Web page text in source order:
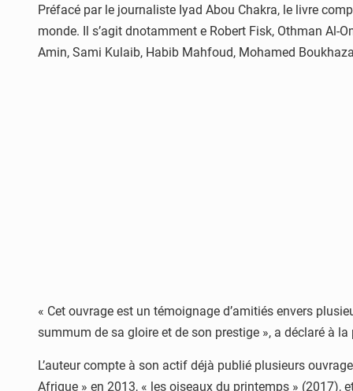
Préfacé par le journaliste Iyad Abou Chakra, le livre
monde. Il s’agit dnotamment e Robert Fisk, Othman Al-
Amin, Sami Kulaib, Habib Mahfoud, Mohamed
« Cet ouvrage est un témoignage d’amitiés envers
summum de sa gloire et de son prestige », a déclaré à la
L’auteur compte à son actif déjà publié plusieurs
Afrique » en 2013, « les oiseaux du printemps » (2017),